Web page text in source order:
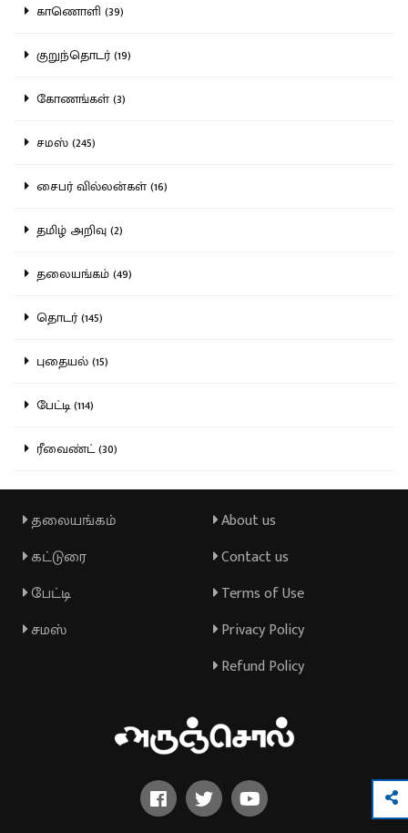
காணொளி (39)
குறுந்தொடர் (19)
கோணங்கள் (3)
சமஸ் (245)
சைபர் வில்லன்கள் (16)
தமிழ் அறிவு (2)
தலையங்கம் (49)
தொடர் (145)
புதையல் (15)
பேட்டி (114)
ரீவைண்ட் (30)
தலையங்கம்
கட்டுரை
பேட்டி
சமஸ்
About us
Contact us
Terms of Use
Privacy Policy
Refund Policy